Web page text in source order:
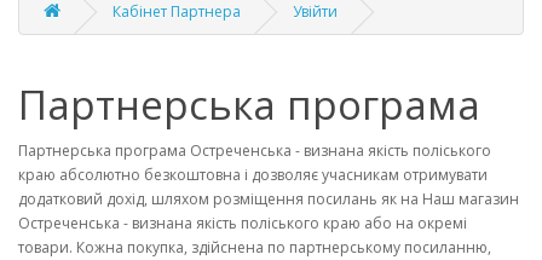
Кабінет Партнера Увійти
Партнерська програма
Партнерська програма Остреченська - визнана якість поліського
краю абсолютно безкоштовна і дозволяє учасникам отримувати
додатковий дохід, шляхом розміщення посилань як на Наш магазин
Остреченська - визнана якість поліського краю або на окремі
товари. Кожна покупка, здійснена по партнерському посиланню,